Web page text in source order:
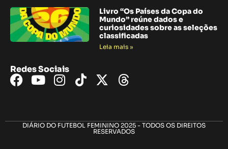
Livro “Os Países da Copa do
Mundo” reúne dados e
curiosidades sobre as seleções
classificadas
Leia mais »
Redes Sociais
DIÁRIO DO FUTEBOL FEMININO 2025 - TODOS OS DIREITOS
RESERVADOS